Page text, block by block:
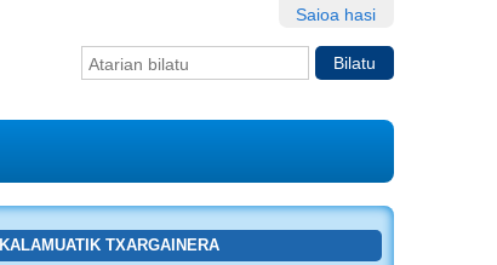
Saioa hasi
Bilatu atarian
KALAMUATIK TXARGAINERA